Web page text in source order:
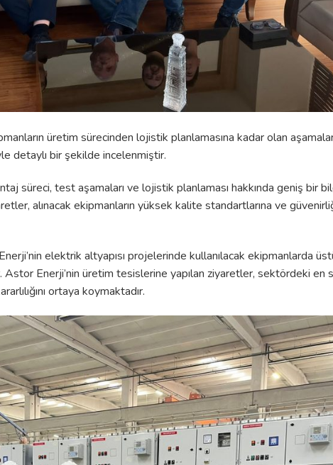
üretim sürecinden lojistik planlamasına kadar olan
detaylı bir şekilde incelenmiştir.
süreci, test aşamaları ve lojistik planlaması hakkında geniş bir
alınacak ekipmanların yüksek kalite standartlarına ve
elektrik altyapısı projelerinde kullanılacak ekipmanlarda
Enerji’nin üretim tesislerine yapılan ziyaretler, sektördeki en
ortaya koymaktadır.